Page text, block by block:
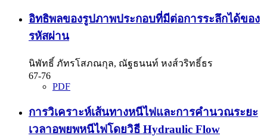
อิทธิพลของรูปภาพประกอบที่มีต่อการระลึกได้ของ
รหัสผ่าน
นิพัทธิ์ ภัทรโสภณกุล, ณัฐธนนท์ หงส์วริทธิ์ธร
67-76
PDF
การวิเคราะห์เส้นทางหนีไฟและการคำนวณระยะ
เวลาอพยพหนีไฟโดยวิธี Hydraulic Flow